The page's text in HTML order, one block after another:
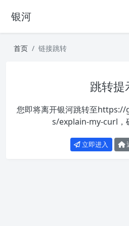
银河
首页 链接跳转
跳转提
您即将离开银河跳转至https://
s/explain-my-curl
立即进入